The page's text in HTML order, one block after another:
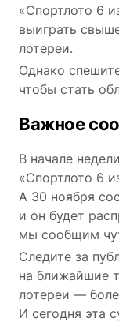
«Спортлото 6
выиграть
лотереи.
Однако
чтобы стать
Важное
В начале
«Спортлото 6
А 30 ноября
и он будет
мы сообщим
Следите за
на ближайшие
лотереи —
И сегодня эта